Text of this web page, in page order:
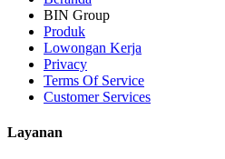
BIN Group
Produk
Lowongan Kerja
Privacy
Terms Of Service
Customer Services
Layanan